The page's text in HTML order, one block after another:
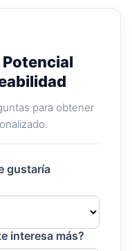
Potencial
para obtener
gustaría
interesa más?